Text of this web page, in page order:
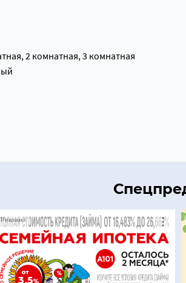
2 комнатная, 3 комнатная
Реклама